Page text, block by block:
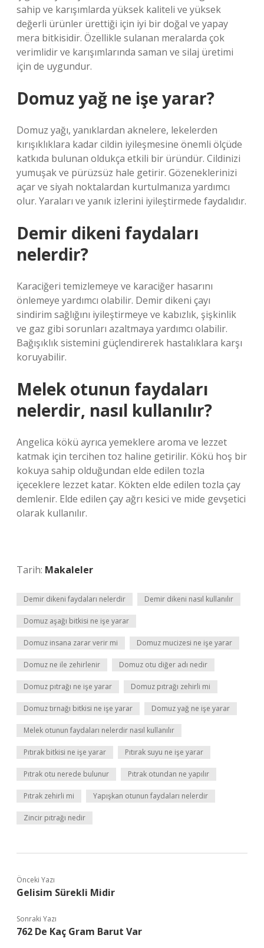
sahip ve karışımlarda yüksek kaliteli ve yüksek
değerli ürünler ürettiği için iyi bir doğal ve yapay
mera bitkisidir. Özellikle sulanan meralarda çok
verimlidir ve karışımlarında saman ve silaj üretimi
için de uygundur.
Domuz yağ ne işe yarar?
Domuz yağı, yanıklardan aknelere, lekelerden
kırışıklıklara kadar cildin iyileşmesine önemli ölçüde
katkıda bulunan oldukça etkili bir üründür. Cildinizi
yumuşak ve pürüzsüz hale getirir. Gözeneklerinizi
açar ve siyah noktalardan kurtulmanıza yardımcı
olur. Yaraları ve yanık izlerini iyileştirmede faydalıdır.
Demir dikeni faydaları
nelerdir?
Karaciğeri temizlemeye ve karaciğer hasarını
önlemeye yardımcı olabilir. Demir dikeni çayı
sindirim sağlığını iyileştirmeye ve kabızlık, şişkinlik
ve gaz gibi sorunları azaltmaya yardımcı olabilir.
Bağışıklık sistemini güçlendirerek hastalıklara karşı
koruyabilir.
Melek otunun faydaları
nelerdir, nasıl kullanılır?
Angelica kökü ayrıca yemeklere aroma ve lezzet
katmak için tercihen toz haline getirilir. Kökü hoş bir
kokuya sahip olduğundan elde edilen tozla
içeceklere lezzet katar. Kökten elde edilen tozla çay
demlenir. Elde edilen çay ağrı kesici ve mide gevşetici
olarak kullanılır.
Tarih: Makaleler
Demir dikeni faydaları nelerdir Demir dikeni nasıl kullanılır
Domuz aşağı bitkisi ne işe yarar
Domuz insana zarar verir mi Domuz mucizesi ne işe yarar
Domuz ne ile zehirlenir Domuz otu diğer adı nedir
Domuz pıtrağı ne işe yarar Domuz pıtrağı zehirli mi
Domuz tırnağı bitkisi ne işe yarar Domuz yağ ne işe yarar
Melek otunun faydaları nelerdir nasıl kullanılır
Pıtırak bitkisi ne işe yarar Pıtırak suyu ne işe yarar
Pıtrak otu nerede bulunur Pıtrak otundan ne yapılır
Pıtrak zehirli mi Yapışkan otunun faydaları nelerdir
Zincir pıtrağı nedir
Önceki Yazı
Gelisim Sürekli Midir
Sonraki Yazı
762 De Kaç Gram Barut Var